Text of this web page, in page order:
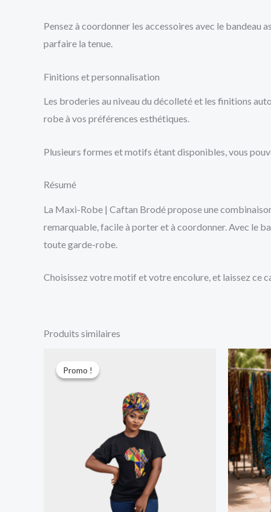
Pensez à coordonner les accessoires avec le bandeau
parfaire la tenue.
Finitions et personnalisation
Les broderies au niveau du décolleté et les finitions
robe à vos préférences esthétiques.
Plusieurs formes et motifs étant disponibles, vous
Résumé
La Maxi-Robe | Caftan Brodé propose une
remarquable, facile à porter et à coordonner. Avec le
toute garde-robe.
Choisissez votre motif et votre encolure, et laissez ce
Produits similaires
Promo !
Promo !
initial
6.000 CFA.5.000 CFA.